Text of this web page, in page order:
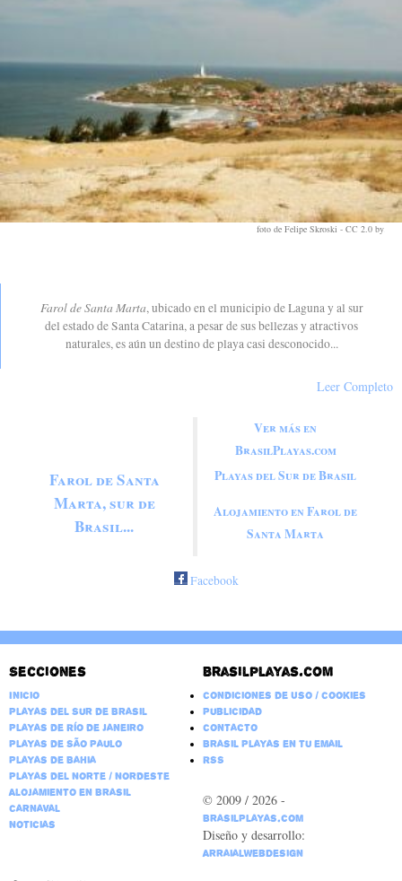
foto de Felipe Skroski -CC 2.0 by.
Farol de Santa Marta, ubicado en el municipio de Laguna y al sur
del estado de Santa Catarina, a pesar de sus bellezas y atractivos
naturales, es aún un destino de playa casi desconocido...
Leer Completo
Farol de Santa
Marta, sur de
Brasil...
Ver más en
BrasilPlayas.com
Playas del Sur de Brasil
Alojamiento en Farol de
Santa Marta
Facebook
Secciones
Inicio
Playas del Sur de Brasil
Playas de Río de Janeiro
Playas de São Paulo
Playas de Bahia
Playas del Norte / Nordeste
Alojamiento en Brasil
Carnaval
Noticias
Brasilplayas.com
Condiciones de Uso / Cookies
Publicidad
Contacto
Brasil Playas en tu email
RSS
© 2009 / 2026 -
BrasilPlayas.com
Diseño y desarrollo:
ArraialWebDesign